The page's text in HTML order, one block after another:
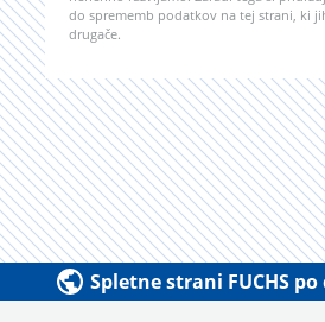
do sprememb podatkov na tej strani, ki
drugače.
Spletne strani FUCHS